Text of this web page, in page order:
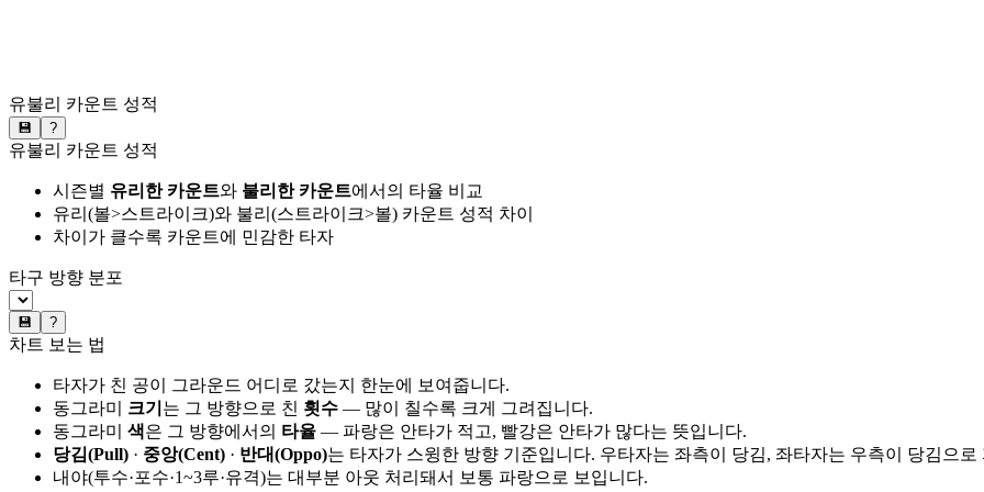
유불리 카운트 성적
💾 ?
유불리 카운트 성적
시즌별 유리한 카운트와 불리한 카운트에서의 타율 비교
유리(볼>스트라이크)와 불리(스트라이크>볼) 카운트 성적 차이
차이가 클수록 카운트에 민감한 타자
타구 방향 분포
💾 ?
차트 보는 법
타자가 친 공이 그라운드 어디로 갔는지 한눈에 보여줍니다.
동그라미 크기 는 그 방향으로 친 횟수 — 많이 칠수록 크게 그려집니다.
동그라미 색은 그 방향에서의 타율 — 파랑은 안타가 적고, 빨강은 안타가 많다는 뜻입니다.
당김(Pull) · 중앙(Cent) · 반대(Oppo)는 타자가 스윙한 방향 기준입니다. 우타자는 좌측이 당김, 좌타자는 우측이 당김으로
내야(투수·포수·1~3루·유격)는 대부분 아웃 처리돼서 보통 파랑으로 보입니다.